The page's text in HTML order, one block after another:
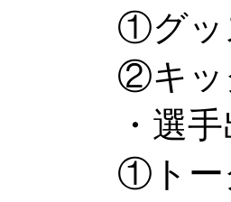
①グッ
②キッ
・選
①トー